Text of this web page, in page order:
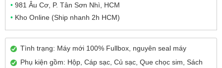
• 981 Âu Cơ, P. Tân Sơn Nhì, HCM
• Kho Online (Ship nhanh 2h HCM)
Tình trạng: Máy mới 100% Fullbox, nguyên seal máy
Phụ kiện gồm: Hộp, Cáp sạc, Củ sạc, Que chọc sim, Sách